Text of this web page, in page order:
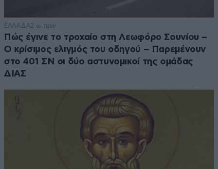
ΕΛΛΑΔΑ2 ω. πριν
Πώς έγινε το τροχαίο στη Λεωφόρο Σουνίου –
Ο κρίσιμος ελιγμός του οδηγού – Παρεμένουν
στο 401 ΣΝ οι δύο αστυνομικοί της ομάδας
ΔΙΑΣ